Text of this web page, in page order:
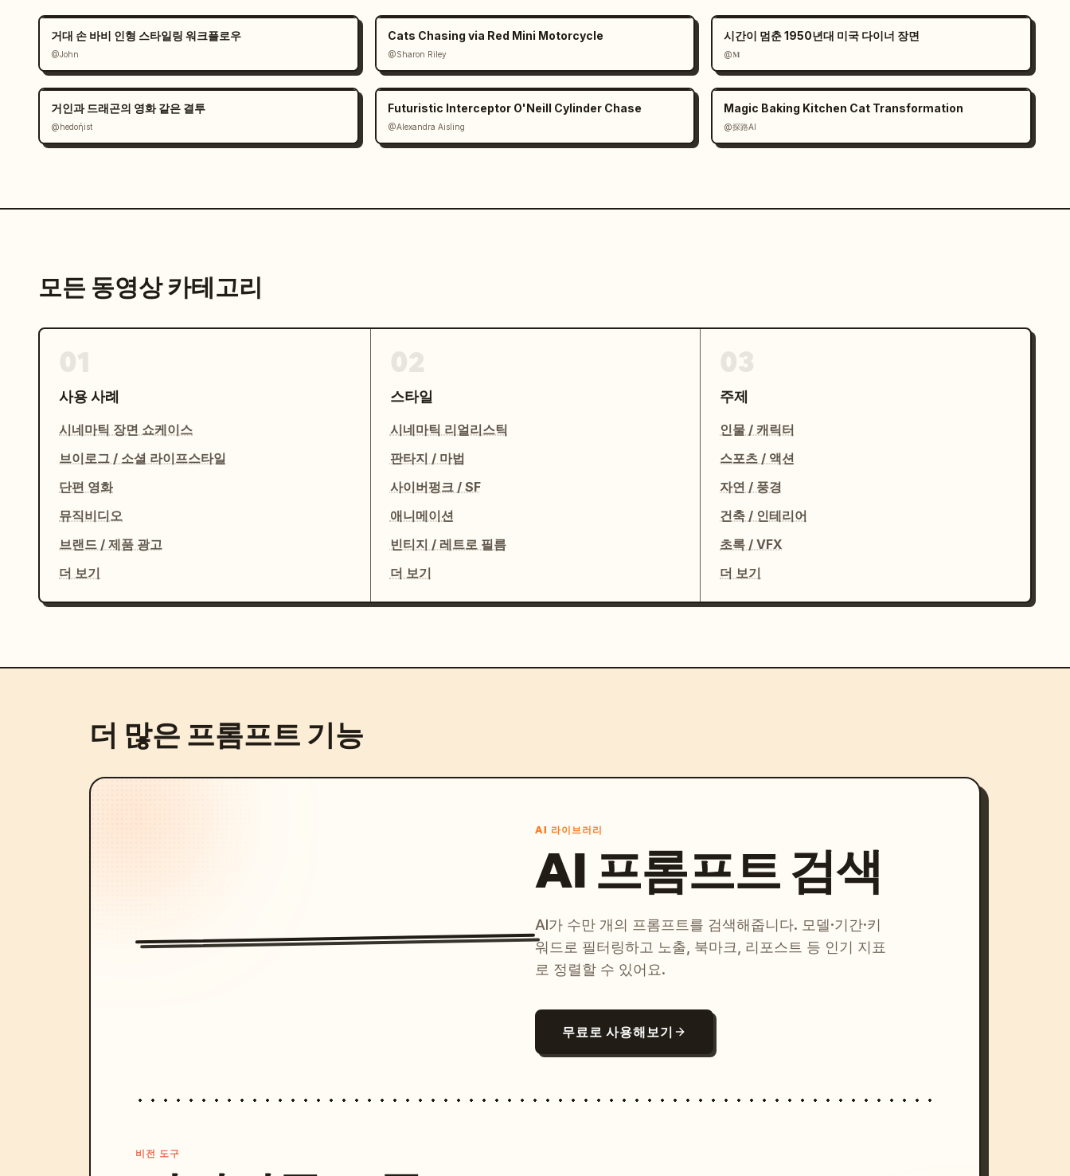
거대 손 바비 인형 스타일링 워크플로우
@John
Cats Chasing via Red Mini Motorcycle
@Sharon Riley
시간이 멈춘 1950년대 미국 다이너 장면
@𝐌
거인과 드래곤의 영화 같은 결투
@hedoήist
Futuristic Interceptor O'Neill Cylinder Chase
@Alexandra Aisling
Magic Baking Kitchen Cat Transformation
@探路AI
모든 동영상 카테고리
사용 사례
시네마틱 장면 쇼케이스
브이로그 / 소셜 라이프스타일
단편 영화
뮤직비디오
브랜드 / 제품 광고
더 보기
스타일
시네마틱 리얼리스틱
판타지 / 마법
사이버펑크 / SF
애니메이션
빈티지 / 레트로 필름
더 보기
주제
인물 / 캐릭터
스포츠 / 액션
자연 / 풍경
건축 / 인테리어
초록 / VFX
더 보기
더 많은 프롬프트 기능
AI 라이브러리
AI 프롬프트 검색
AI가 수만 개의 프롬프트를 검색해줍니다. 모델·기간·키
워드로 필터링하고 노출, 북마크, 리포스트 등 인기 지표
로 정렬할 수 있어요.
무료로 사용해보기
비전 도구